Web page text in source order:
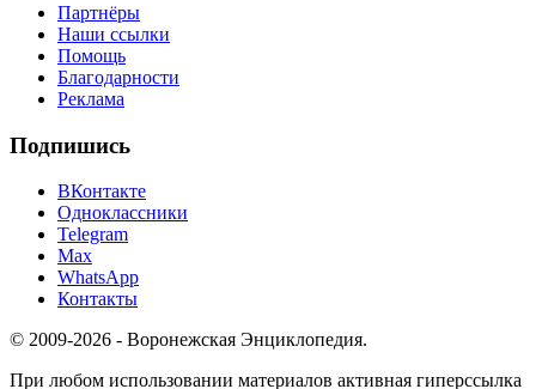
Партнёры
Наши ссылки
Помощь
Благодарности
Реклама
Подпишись
ВКонтакте
Одноклассники
Telegram
Max
WhatsApp
Контакты
© 2009-2026 - Воронежская Энциклопедия.
При любом использовании материалов активная гиперссылка